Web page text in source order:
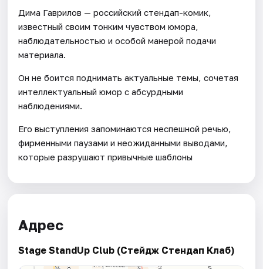
Дима Гаврилов — российский стендап-комик,
известный своим тонким чувством юмора,
наблюдательностью и особой манерой подачи
материала.
Он не боится поднимать актуальные темы, сочетая
интеллектуальный юмор с абсурдными
наблюдениями.
Его выступления запоминаются неспешной речью,
фирменными паузами и неожиданными выводами,
которые разрушают привычные шаблоны
Адрес
Stage StandUp Club (Стейдж Стендап Клаб)